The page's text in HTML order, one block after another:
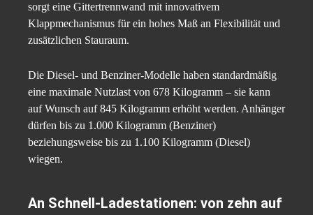
sorgt eine Gittertrennwand mit innovativem
Klappmechanismus für ein hohes Maß an Flexibilität und
zusätzlichen Stauraum.
Die Diesel- und Benziner-Modelle haben standardmäßig
eine maximale Nutzlast von 678 Kilogramm – sie kann
auf Wunsch auf 845 Kilogramm erhöht werden. Anhänger
dürfen bis zu 1.000 Kilogramm (Benziner)
beziehungsweise bis zu 1.100 Kilogramm (Diesel)
wiegen.
An Schnell-Ladestationen: von zehn auf